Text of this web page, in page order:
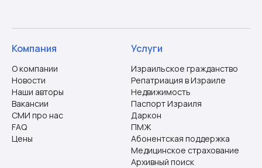
Компания
О компании
Новости
Наши авторы
Вакансии
СМИ про нас
FAQ
Цены
Услуги
Израильское гражданство
Репатриация в Израиле
Недвижимость
Паспорт Израиля
Даркон
ПМЖ
Абонентская поддержка
Медицинское страхование
Архивный поиск